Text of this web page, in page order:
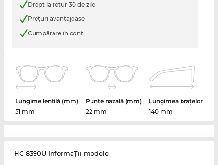
Drept la retur 30 de zile
Preţuri avantajoase
Cumpărare în cont
Lungime lentilă (mm)
51 mm
Punte nazală (mm)
22 mm
Lungimea brațelor
140 mm
HC 8390U InformaŢii modele